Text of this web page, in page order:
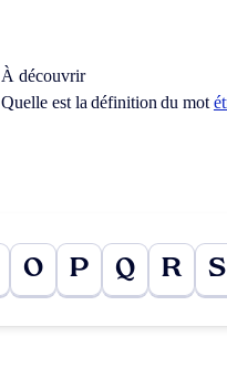
À découvrir
Quelle est la définition du mot
O P Q R S